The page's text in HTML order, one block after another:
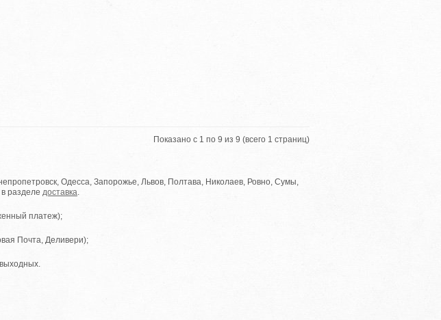
Показано с 1 по 9 из 9 (всего 1 страниц)
Одесса, Запорожье, Львов, Полтава, Николаев, Ровно, Сумы,
разделе доставка.
платеж);
Почта, Деливери);